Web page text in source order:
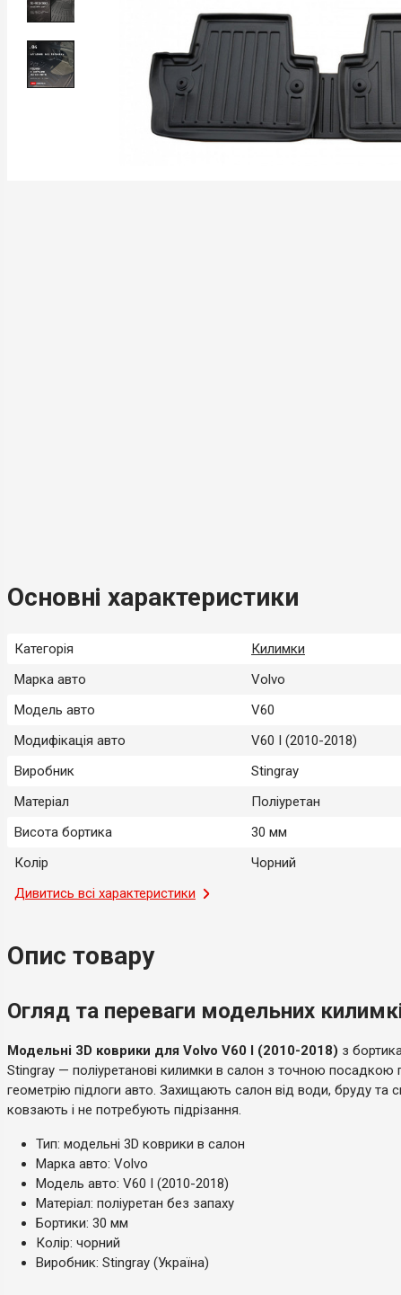
Основні характеристики
Категорія
Килимки
Марка авто
Volvo
Модель авто
V60
Модифікація авто
V60 I (2010-2018)
Виробник
Stingray
Матеріал
Поліуретан
Висота бортика
30 мм
Колір
Чорний
Місце застосування
Країна-виробник
Дивитись всі характеристики
Опис товару
Огляд та переваги модельних
Модельні 3D коврики для Volvo V60 I (2010-2018) з
Stingray — поліуретанові килимки в салон з точною посадкою
геометрію підлоги авто. Захищають салон від води, бруду та
ковзають і не потребують підрізання.
Тип: модельні 3D коврики в салон
Марка авто: Volvo
Модель авто: V60 I (2010-2018)
Матеріал: поліуретан без запаху
Бортики: 30 мм
Колір: чорний
Виробник: Stingray (Україна)